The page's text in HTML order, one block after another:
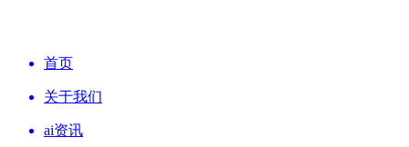
首页
关于我们
ai资讯